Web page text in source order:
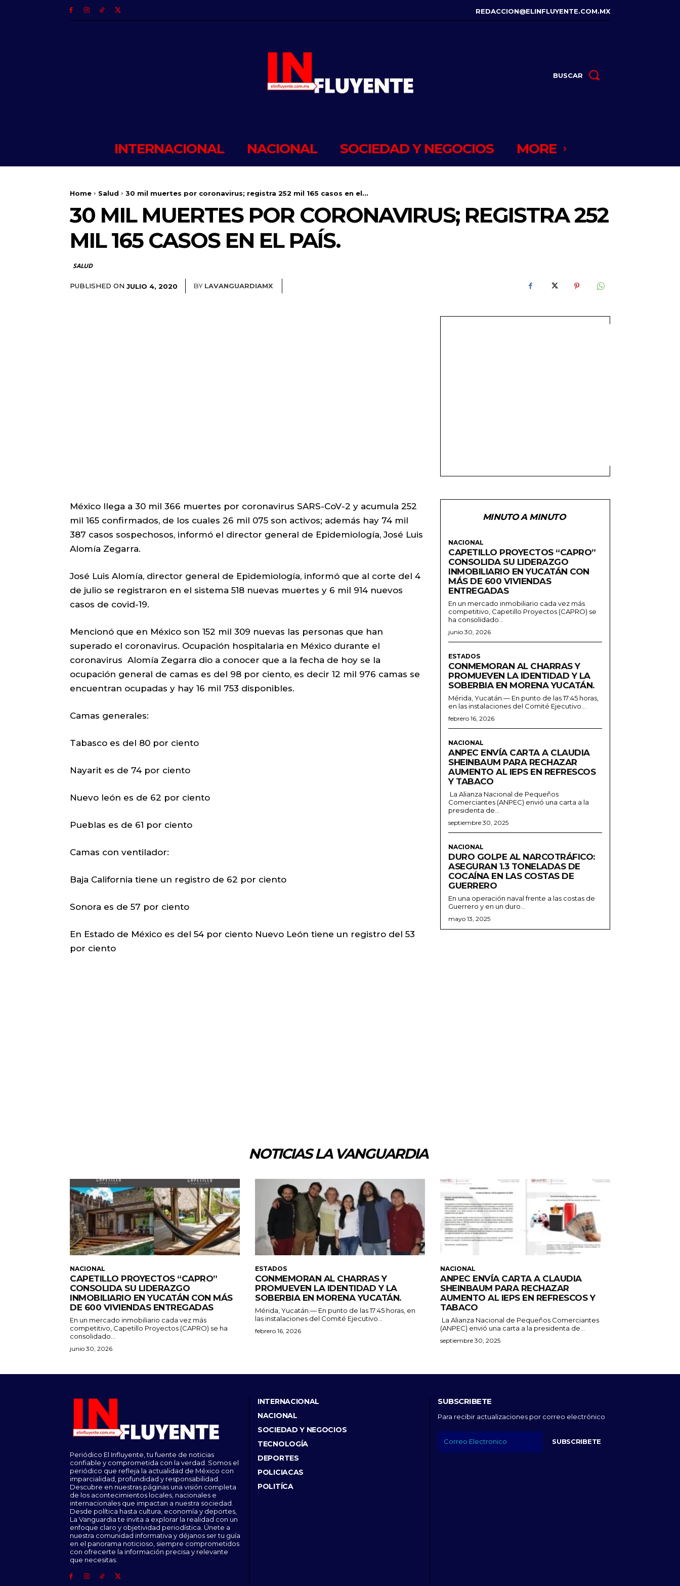
REDACCION@ELINFLUYENTE.COM.MX
BUSCAR
INTERNACIONAL NACIONAL SOCIEDAD Y NEGOCIOS MORE
Home Salud 30 mil muertes por coronavirus; registra 252 mil 165 casos en el...
30 MIL MUERTES POR CORONAVIRUS; REGISTRA 252
MIL 165 CASOS EN EL PAÍS.
SALUD
PUBLISHED ON JULIO 4, 2020 BY LAVANGUARDIAMX
México llega a 30 mil 366 muertes por coronavirus SARS-CoV-2 y acumula 252
mil 165 confirmados, de los cuales 26 mil 075 son activos; además hay 74 mil
387 casos sospechosos, informó el director general de Epidemiología, José Luis
Alomía Zegarra.
José Luis Alomía, director general de Epidemiología, informó que al corte del 4
de julio se registraron en el sistema 518 nuevas muertes y 6 mil 914 nuevos
casos de covid-19.
Mencionó que en México son 152 mil 309 nuevas las personas que han
superado el coronavirus. Ocupación hospitalaria en México durante el
coronavirus Alomía Zegarra dio a conocer que a la fecha de hoy se la
ocupación general de camas es del 98 por ciento, es decir 12 mil 976 camas se
encuentran ocupadas y hay 16 mil 753 disponibles.
Camas generales:
Tabasco es del 80 por ciento
Nayarit es de 74 por ciento
Nuevo león es de 62 por ciento
Pueblas es de 61 por ciento
Camas con ventilador:
Baja California tiene un registro de 62 por ciento
Sonora es de 57 por ciento
En Estado de México es del 54 por ciento Nuevo León tiene un registro del 53
por ciento
MINUTO A MINUTO
NACIONAL
CAPETILLO PROYECTOS “CAPRO”
CONSOLIDA SU LIDERAZGO
INMOBILIARIO EN YUCATÁN CON
MÁS DE 600 VIVIENDAS
ENTREGADAS
En un mercado inmobiliario cada vez más
competitivo, Capetillo Proyectos (CAPRO) se
ha consolidado...
junio 30, 2026
ESTADOS
CONMEMORAN AL CHARRAS Y
PROMUEVEN LA IDENTIDAD Y LA
SOBERBIA EN MORENA YUCATÁN.
Mérida, Yucatán.— En punto de las 17:45 horas,
en las instalaciones del Comité Ejecutivo...
febrero 16, 2026
NACIONAL
ANPEC ENVÍA CARTA A CLAUDIA
SHEINBAUM PARA RECHAZAR
AUMENTO AL IEPS EN REFRESCOS
Y TABACO
La Alianza Nacional de Pequeños
Comerciantes (ANPEC) envió una carta a la
presidenta de...
septiembre 30, 2025
NACIONAL
DURO GOLPE AL NARCOTRÁFICO:
ASEGURAN 1.3 TONELADAS DE
COCAÍNA EN LAS COSTAS DE
GUERRERO
En una operación naval frente a las costas de
Guerrero y en un duro...
mayo 13, 2025
NOTICIAS LA VANGUARDIA
NACIONAL
CAPETILLO PROYECTOS “CAPRO”
CONSOLIDA SU LIDERAZGO
INMOBILIARIO EN YUCATÁN CON MÁS
DE 600 VIVIENDAS ENTREGADAS
En un mercado inmobiliario cada vez más
competitivo, Capetillo Proyectos (CAPRO) se ha
consolidado...
junio 30, 2026
ESTADOS
CONMEMORAN AL CHARRAS Y
PROMUEVEN LA IDENTIDAD Y LA
SOBERBIA EN MORENA YUCATÁN.
Mérida, Yucatán.— En punto de las 17:45 horas, en
las instalaciones del Comité Ejecutivo...
febrero 16, 2026
NACIONAL
ANPEC ENVÍA CARTA A CLAUDIA
SHEINBAUM PARA RECHAZAR
AUMENTO AL IEPS EN REFRESCOS Y
TABACO
La Alianza Nacional de Pequeños Comerciantes
(ANPEC) envió una carta a la presidenta de...
septiembre 30, 2025
Periódico El Influyente, tu fuente de noticias
confiable y comprometida con la verdad. Somos el
periódico que refleja la actualidad de México con
imparcialidad, profundidad y responsabilidad.
Descubre en nuestras páginas una visión completa
de los acontecimientos locales, nacionales e
internacionales que impactan a nuestra sociedad.
Desde política hasta cultura, economía y deportes,
La Vanguardia te invita a explorar la realidad con un
enfoque claro y objetividad periodística. Únete a
nuestra comunidad informativa y déjanos ser tu guía
en el panorama noticioso, siempre comprometidos
con ofrecerte la información precisa y relevante
que necesitas.
INTERNACIONAL
NACIONAL
SOCIEDAD Y NEGOCIOS
TECNOLOGÍA
DEPORTES
POLICIACAS
POLITÍCA
SUBSCRIBETE
Para recibir actualizaciones por correo electrónico
SUBSCRIBETE